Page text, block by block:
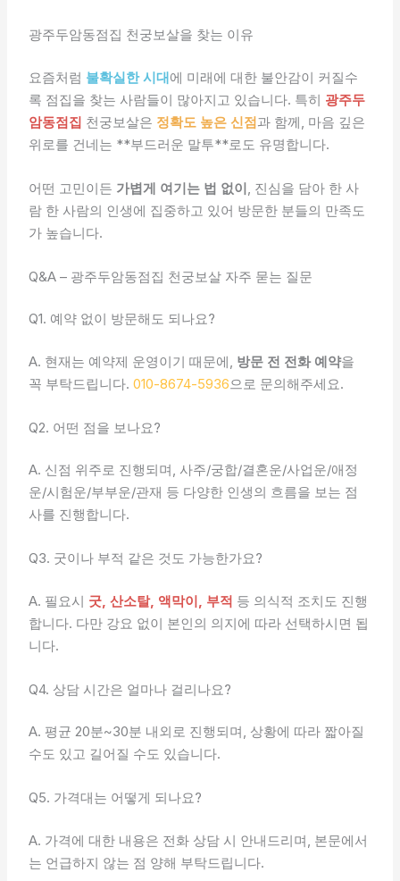
광주두암동점집 천궁보살을 찾는 이유
요즘처럼 불확실한 시대에 미래에 대한 불안감이 커질수
록 점집을 찾는 사람들이 많아지고 있습니다. 특히 광주두
암동점집 천궁보살은 정확도 높은 신점과 함께, 마음 깊은
위로를 건네는 **부드러운 말투**로도 유명합니다.
어떤 고민이든 가볍게 여기는 법 없이 , 진심을 담아 한 사
람 한 사람의 인생에 집중하고 있어 방문한 분들의 만족도
가 높습니다.
Q&A – 광주두암동점집 천궁보살 자주 묻는 질문
Q1. 예약 없이 방문해도 되나요?
A. 현재는 예약제 운영이기 때문에, 방문 전 전화 예약을
꼭 부탁드립니다.010-8674-5936으로 문의해주세요.
Q2. 어떤 점을 보나요?
A. 신점 위주로 진행되며, 사주/궁합/결혼운/사업운/애정
운/시험운/부부운/관재 등 다양한 인생의 흐름을 보는 점
사를 진행합니다.
Q3. 굿이나 부적 같은 것도 가능한가요?
A. 필요시 굿, 산소탈, 액막이, 부적 등 의식적 조치도 진행
합니다. 다만 강요 없이 본인의 의지에 따라 선택하시면 됩
니다.
Q4. 상담 시간은 얼마나 걸리나요?
A. 평균 20분~30분 내외로 진행되며, 상황에 따라 짧아질
수도 있고 길어질 수도 있습니다.
Q5. 가격대는 어떻게 되나요?
A. 가격에 대한 내용은 전화 상담 시 안내드리며, 본문에서
는 언급하지 않는 점 양해 부탁드립니다.